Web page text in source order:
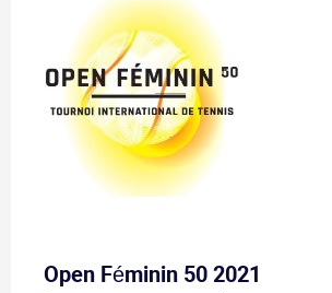
Open Féminin 50 2021